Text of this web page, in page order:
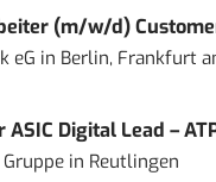
(m/w/d)
eG in Berlin, Frankfurt
ASIC Digital Lead –
in Reutlingen